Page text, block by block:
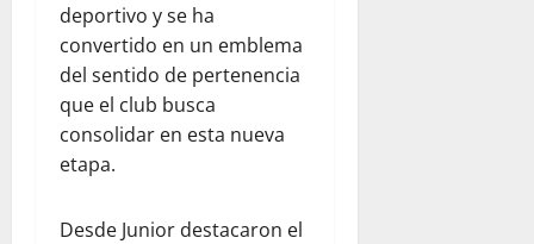
deportivo y se ha
convertido en un emblema
del sentido de pertenencia
que el club busca
consolidar en esta nueva
etapa.
Desde Junior destacaron el